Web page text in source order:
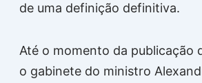
de uma definição definitiva.
Até o momento da publicação
o gabinete do ministro